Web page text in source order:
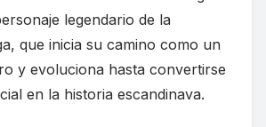
legendario de la
que inicia su camino como un
y evoluciona hasta convertirse
en la historia escandinava.